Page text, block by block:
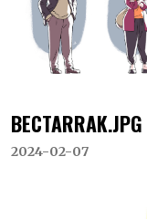
BECTARRAK.JPG
2024-02-07